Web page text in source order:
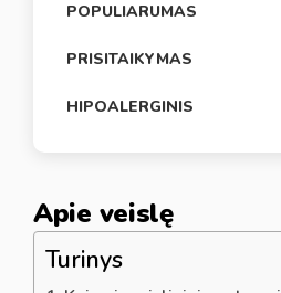
POPULIARUMAS
PRISITAIKYMAS
HIPOALERGINIS
Apie veislę
Turinys